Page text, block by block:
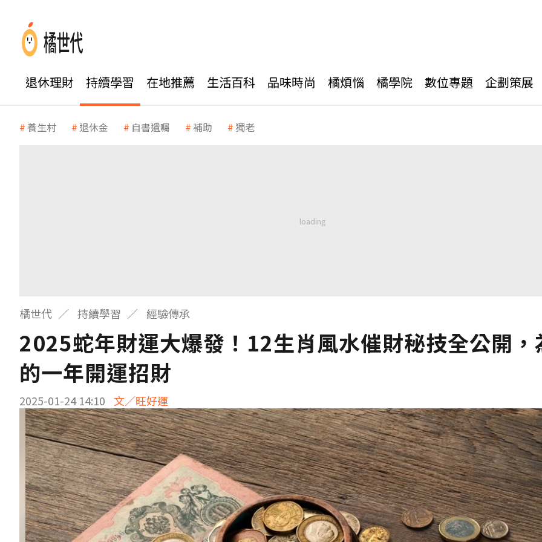
退休理財 持續學習 在地推薦 生活百科 品味時尚 橘煩惱 橘學院 數位專題 企劃策展
養生村 退休金 自書遺囑 補助 獨老
橘世代 持續學習 經驗傳承
2025蛇年財運大爆發！12生肖風水催財秘技全公開，
的一年開運招財
2025-01-24 14:10 文／旺好運